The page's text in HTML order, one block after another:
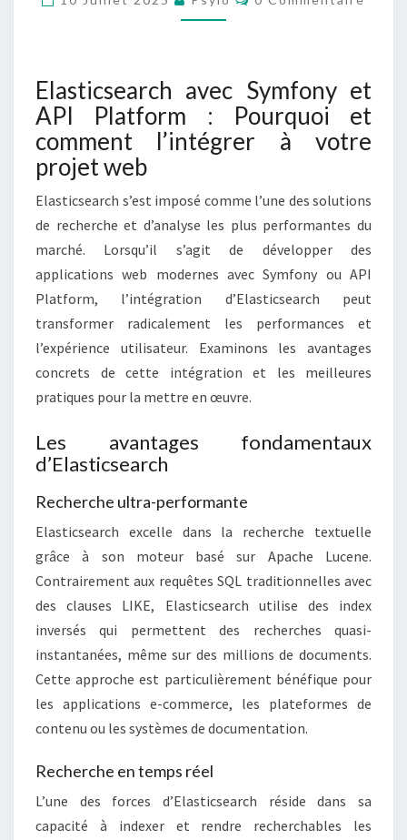
C
R
C
H
A
S
Y
M
N
Y
E
T
A
T
F
M
O
T
A
R
S
Elasticsearch avec Symfony et
API Platform : Pourquoi et
comment l’intégrer à votre
projet web
Elasticsearch s’est imposé comme l’une des solutions
de recherche et d’analyse les plus performantes du
marché. Lorsqu’il s’agit de développer des
applications web modernes avec Symfony ou API
Platform, l’intégration d’Elasticsearch peut
transformer radicalement les performances et
l’expérience utilisateur. Examinons les avantages
concrets de cette intégration et les meilleures
pratiques pour la mettre en œuvre.
Les avantages fondamentaux
d’Elasticsearch
Recherche ultra-performante
Elasticsearch excelle dans la recherche textuelle
grâce à son moteur basé sur Apache Lucene.
Contrairement aux requêtes SQL traditionnelles avec
des clauses LIKE, Elasticsearch utilise des index
inversés qui permettent des recherches quasi-
instantanées, même sur des millions de documents.
Cette approche est particulièrement bénéfique pour
les applications e-commerce, les plateformes de
contenu ou les systèmes de documentation.
Recherche en temps réel
L’une des forces d’Elasticsearch réside dans sa
capacité à indexer et rendre recherchables les